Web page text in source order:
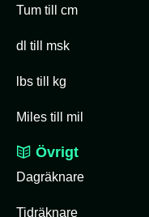
Tum till cm
dl till msk
lbs till kg
Miles till mil
Övrigt
Dagräknare
Tidräknare